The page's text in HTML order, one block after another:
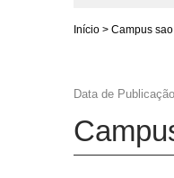
Início > Campus
Data de Publicação